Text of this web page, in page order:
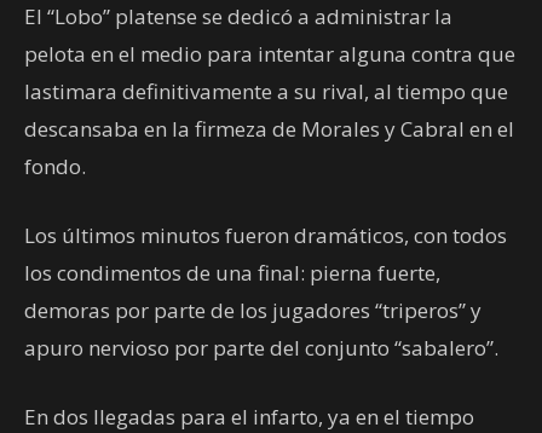
El “Lobo” platense se dedicó a administrar la
pelota en el medio para intentar alguna contra que
lastimara definitivamente a su rival, al tiempo que
descansaba en la firmeza de Morales y Cabral en el
fondo.
Los últimos minutos fueron dramáticos, con todos
los condimentos de una final: pierna fuerte,
demoras por parte de los jugadores “triperos” y
apuro nervioso por parte del conjunto “sabalero”.
En dos llegadas para el infarto, ya en el tiempo